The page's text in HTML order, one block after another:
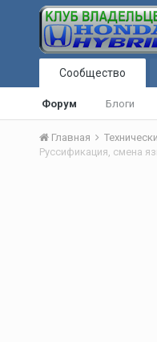
Сообщество
Форум Блоги
Главная
Руссификация, смена